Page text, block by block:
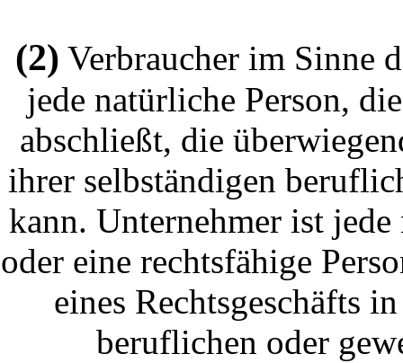
(2) Verbraucher im Sinne
jede natürliche Person,
abschließt, die
ihrer selbständigen
kann. Unternehmer ist
oder eine rechtsfähige
eines Rechtsgeschäfts
beruflichen oder